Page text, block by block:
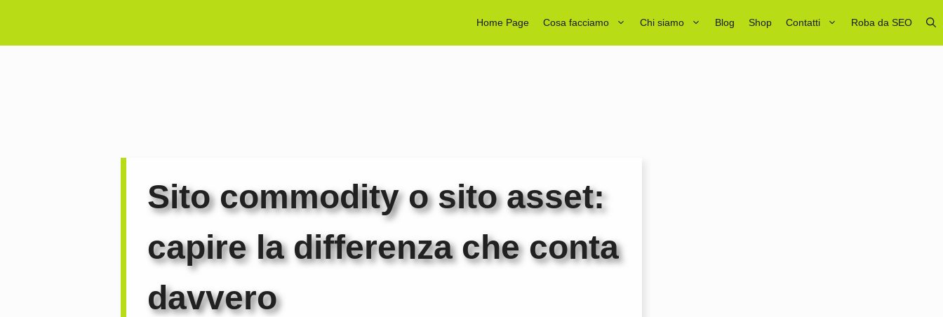
contenuto
Home Page Cosa facciamo Chi siamo Blog Shop Contatti Roba da SEO
Sito commodity o sito asset:
capire la differenza che conta
davvero